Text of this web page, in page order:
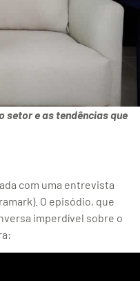
setor e as tendências que
com uma entrevista
O episódio, que
imperdível sobre o